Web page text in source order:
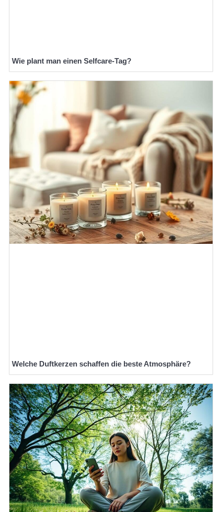
Wie plant man einen Selfcare-Tag?
Welche Duftkerzen schaffen die beste Atmosphäre?